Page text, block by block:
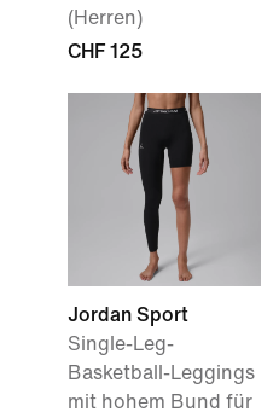
(Herren)
CHF 125
Jordan Sport
Single-Leg-
Basketball-Leggings
mit hohem Bund für